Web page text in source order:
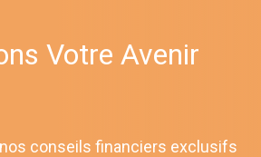
Votre Avenir
conseils financiers exclusifs